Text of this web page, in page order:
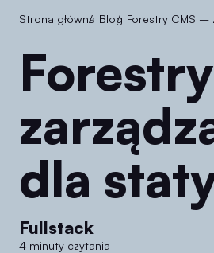
Strona główna
/ Blog
/ Forestry CMS
Forestry CMS –
dla
Fullstack
4 minuty czytania